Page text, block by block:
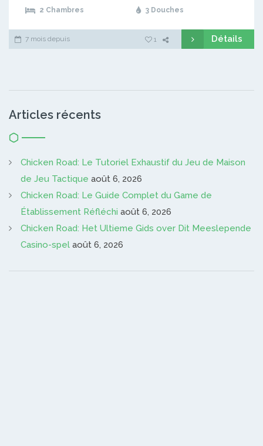
2 Chambres 3 Douches
7 mois depuis 1 Détails
Articles récents
Chicken Road: Le Tutoriel Exhaustif du Jeu de Maison
de Jeu Tactique août 6, 2026
Chicken Road: Le Guide Complet du Game de
Établissement Réfléchi août 6, 2026
Chicken Road: Het Ultieme Gids over Dit Meeslepende
Casino-spel août 6, 2026